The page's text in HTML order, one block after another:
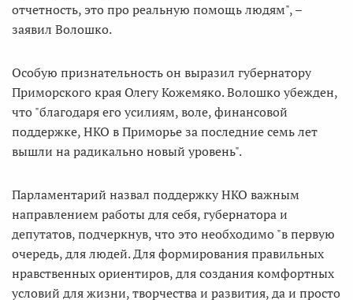
отчетность, это про реальную помощь людям", –
заявил Волошко.
Особую признательность он выразил губернатору
Приморского края Олегу Кожемяко. Волошко убежден,
что "благодаря его усилиям, воле, финансовой
поддержке, НКО в Приморье за последние семь лет
вышли на радикально новый уровень".
Парламентарий назвал поддержку НКО важным
направлением работы для себя, губернатора и
депутатов, подчеркнув, что это необходимо "в первую
очередь, для людей. Для формирования правильных
нравственных ориентиров, для создания комфортных
условий для жизни, творчества и развития, да и просто